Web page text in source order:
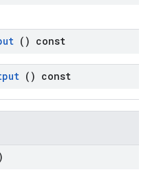
() const
() const